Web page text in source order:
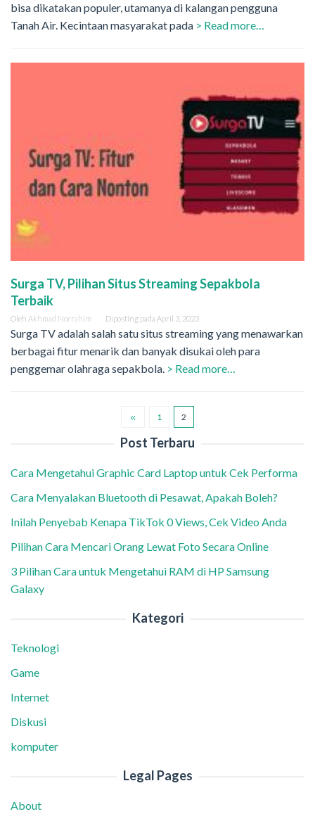
bisa dikatakan populer, utamanya di kalangan pengguna
Tanah Air. Kecintaan masyarakat pada > Read more…
Surga TV, Pilihan Situs Streaming Sepakbola
Terbaik
Oleh Akhmad Norrahim Diposting pada April 3, 2023
Surga TV adalah salah satu situs streaming yang menawarkan
berbagai fitur menarik dan banyak disukai oleh para
penggemar olahraga sepakbola. > Read more…
1 2
Post Terbaru
Cara Mengetahui Graphic Card Laptop untuk Cek Performa
Cara Menyalakan Bluetooth di Pesawat, Apakah Boleh?
Inilah Penyebab Kenapa TikTok 0 Views, Cek Video Anda
Pilihan Cara Mencari Orang Lewat Foto Secara Online
3 Pilihan Cara untuk Mengetahui RAM di HP Samsung
Galaxy
Kategori
Teknologi
Game
Internet
Diskusi
komputer
Legal Pages
About